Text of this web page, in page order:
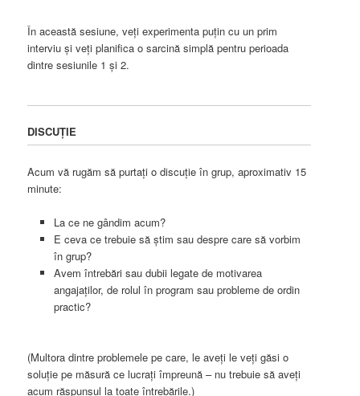
În această sesiune, veţi experimenta puţin cu un prim
interviu și veţi planifica o sarcină simplă pentru perioada
dintre sesiunile 1 şi 2.
DISCUŢIE
Acum vă rugăm să purtați o discuţie în grup, aproximativ 15
minute:
La ce ne gândim acum?
E ceva ce trebuie să ştim sau despre care să vorbim
în grup?
Avem întrebări sau dubii legate de motivarea
angajaţilor, de rolul în program sau probleme de ordin
practic?
(Multora dintre problemele pe care, le aveţi le veţi găsi o
soluţie pe măsură ce lucraţi împreună – nu trebuie să aveţi
acum răspunsul la toate întrebările.)